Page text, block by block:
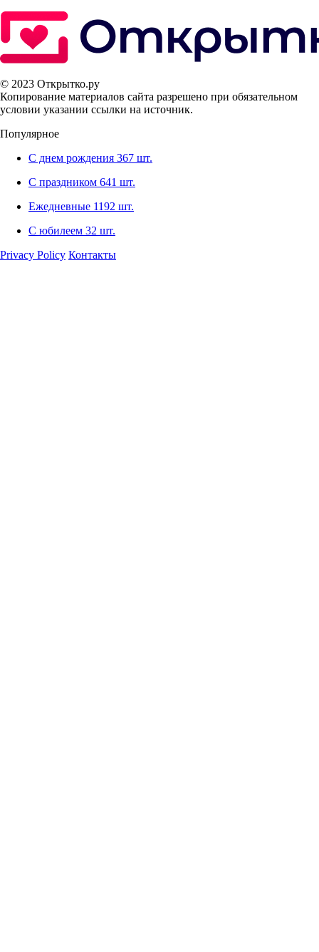
© 2023 Открытко.ру
Копирование материалов сайта разрешено при обязательном
условии указании ссылки на источник.
Популярное
С днем рождения 367 шт.
С праздником 641 шт.
Ежедневные 1192 шт.
С юбилеем 32 шт.
Privacy Policy Контакты